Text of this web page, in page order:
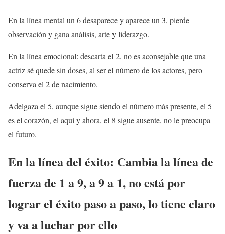
En la línea mental un 6 desaparece y aparece un 3, pierde
observación y gana análisis, arte y liderazgo.
En la línea emocional: descarta el 2, no es aconsejable que una
actriz sé quede sin doses, al ser el número de los actores, pero
conserva el 2 de nacimiento.
Adelgaza el 5, aunque sigue siendo el número más presente, el 5
es el corazón, el aquí y ahora, el 8 sigue ausente, no le preocupa
el futuro.
En la línea del éxito: Cambia la línea de
fuerza de 1 a 9, a 9 a 1, no está por
lograr el éxito paso a paso, lo tiene claro
y va a luchar por ello